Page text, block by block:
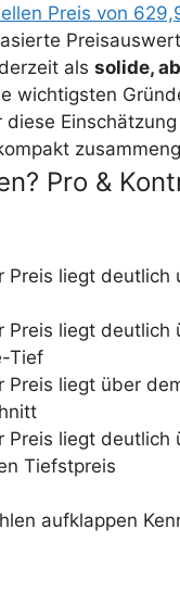
Preis von
als solide,
wichtigsten
diese
Pro &
Preis liegt deutlich
Preis liegt deutlich
Tief
Preis liegt über
Preis liegt deutlich
Tiefstpreis
aufklappen